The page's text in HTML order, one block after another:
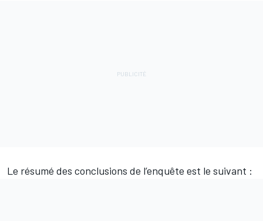
Le résumé des conclusions de l’enquête est le suivant :